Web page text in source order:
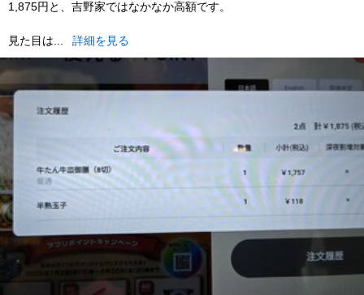
1,875円と、吉野家ではなかなか高額です。
見た目は... 詳細を見る